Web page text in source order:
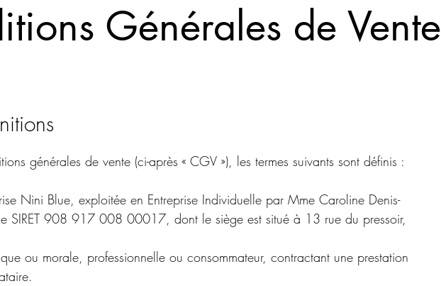
Générales de Vente
générales de vente (ci-après « CGV »), les termes suivants sont définis :
Nini Blue, exploitée en Entreprise Individuelle par Mme Caroline Denis-
SIRET 908 917 008 00017, dont le siège est situé à 13 rue du pressoir,
ou morale, professionnelle ou consommateur, contractant une prestation